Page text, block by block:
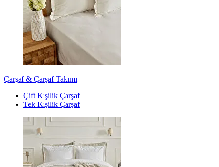
Çarşaf & Çarşaf Takımı
Çift Kişilik Çarşaf
Tek Kişilik Çarşaf